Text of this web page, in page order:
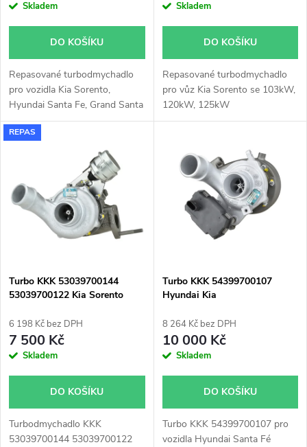
o
u
k
t
ů
o
d
u
k
ů
Skladem
DO KOŠÍKU
Repasované turbodmychadlo
pro vozidla Kia Sorento,
Hyundai Santa Fe, Grand Santa
Fe se 145kW
Skladem
DO KOŠÍKU
Repasované turbodmychadlo
pro vůz Kia Sorento se 103kW,
120kW, 125kW
REPAS
Turbo KKK 53039700144
53039700122 Kia Sorento
6 198 Kč bez DPH
7 500 Kč
Skladem
DO KOŠÍKU
Turbodmychadlo KKK
53039700144 53039700122
Turbo KKK 54399700107
Hyundai Kia
8 264 Kč bez DPH
10 000 Kč
Skladem
DO KOŠÍKU
Turbo KKK 54399700107 pro
vozidla Hyundai Santa Fé